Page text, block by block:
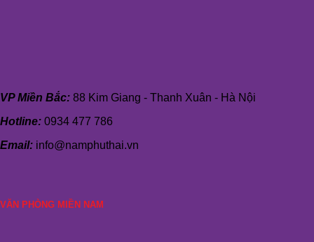
VP Miền Bắc: 88 Kim Giang - Thanh Xuân - Hà Nội
Hotline: 0934 477 786
Email: info@namphuthai.vn
VĂN PHÒNG MIỀN NAM